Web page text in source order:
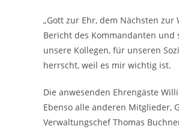
„Gott zur Ehr, dem Nächsten
Bericht des Kommandanten und
unsere Kollegen, für unseren
herrscht, weil es mir wichtig ist.
Die anwesenden Ehrengäste
Ebenso alle anderen Mitglieder,
Verwaltungschef Thomas